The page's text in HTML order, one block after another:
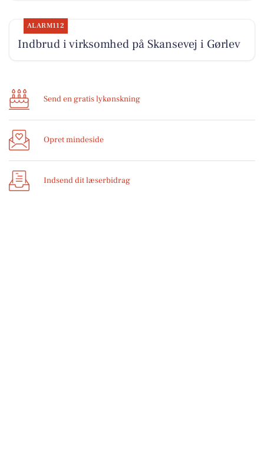
ALARM112
Indbrud i virksomhed på Skansevej i Gørlev
Send en gratis lykønskning
Opret mindeside
Indsend dit læserbidrag